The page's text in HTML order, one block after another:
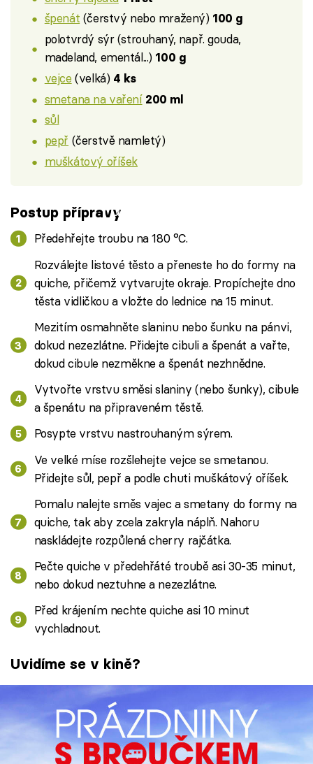
špenát (čerstvý nebo mražený) 100 g
polotvrdý sýr (strouhaný, např. gouda,
madeland, ementál...) 100 g
vejce (velká) 4 ks
smetana na vaření 200 ml
sůl
pepř (čerstvě namletý)
muškátový oříšek
Failed to fetch
Postup přípravy
Předehřejte troubu na 180 °C.
Rozválejte listové těsto a přeneste ho do formy na
quiche, přičemž vytvarujte okraje. Propíchejte dno
těsta vidličkou a vložte do lednice na 15 minut.
Mezitím osmahněte slaninu nebo šunku na pánvi,
dokud nezezlátne. Přidejte cibuli a špenát a vařte,
dokud cibule nezměkne a špenát nezhnědne.
Vytvořte vrstvu směsi slaniny (nebo šunky), cibule
a špenátu na připraveném těstě.
Posypte vrstvu nastrouhaným sýrem.
Ve velké míse rozšlehejte vejce se smetanou.
Přidejte sůl, pepř a podle chuti muškátový oříšek.
Pomalu nalejte směs vajec a smetany do formy na
quiche, tak aby zcela zakryla náplň. Nahoru
naskládejte rozpůlená cherry rajčátka.
Pečte quiche v předehřáté troubě asi 30-35 minut,
nebo dokud neztuhne a nezezlátne.
Před krájením nechte quiche asi 10 minut
vychladnout.
Uvidíme se v kině?